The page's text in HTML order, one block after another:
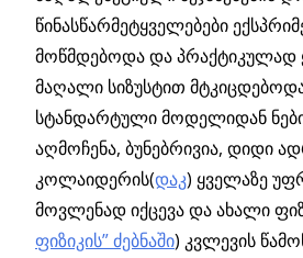
წინასწარმეტყველებები
მოწმდებოდა და
მაღალი სიზუსტით
სტანდარტული მოდელიდან
აღმოჩენა, ბუნებრივია, დიდი
კოლაიდერის(დაკ) ყველაზე
მოვლენად იქცევა და ახალი
ფიზიკის” ძებნაში) კვლევის